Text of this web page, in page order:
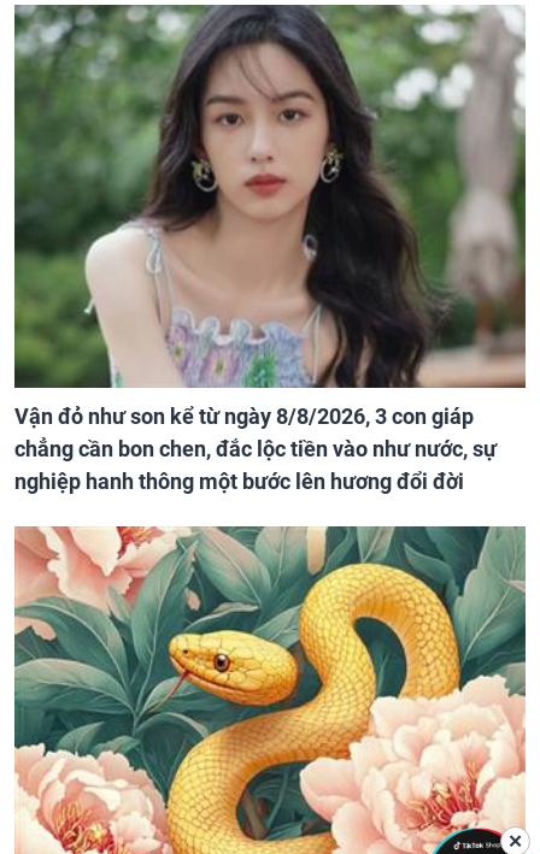
Vận đỏ như son kể từ ngày 8/8/2026, 3 con giáp
chẳng cần bon chen, đắc lộc tiền vào như nước, sự
nghiệp hanh thông một bước lên hương đổi đời
✕